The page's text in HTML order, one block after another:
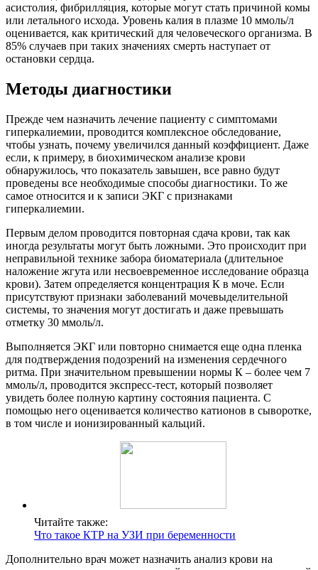
асистолия, фибрилляция, которые могут стать причиной комы
или летального исхода. Уровень калия в плазме 10 ммоль/л
оценивается, как критический для человеческого организма. В
85% случаев при таких значениях смерть наступает от
остановки сердца.
Методы диагностики
Прежде чем назначить лечение пациенту с симптомами
гиперкалиемии, проводится комплексное обследование,
чтобы узнать, почему увеличился данный коэффициент. Даже
если, к примеру, в биохимическом анализе крови
обнаружилось, что показатель завышен, все равно будут
проведены все необходимые способы диагностики. То же
самое относится и к записи ЭКГ с признаками
гиперкалиемии.
Первым делом проводится повторная сдача крови, так как
иногда результаты могут быть ложными. Это происходит при
неправильной технике забора биоматериала (длительное
наложение жгута или несвоевременное исследование образца
крови). Затем определяется концентрация К в моче. Если
присутствуют признаки заболеваний мочевыделительной
системы, то значения могут достигать и даже превышать
отметку 30 ммоль/л.
Выполняется ЭКГ или повторно снимается еще одна пленка
для подтверждения подозрений на изменения сердечного
ритма. При значительном превышении нормы К – более чем 7
ммоль/л, проводится экспресс-тест, который позволяет
увидеть более полную картину состояния пациента. С
помощью него оценивается количество катионов в сыворотке,
в том числе и ионизированный кальций.
Читайте также:
Что такое КТР на УЗИ при беременности
Дополнительно врач может назначить анализ крови на